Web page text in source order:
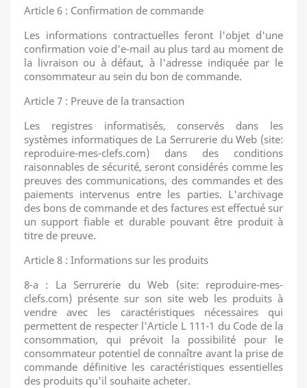
Article 6 : Confirmation de commande
Les informations contractuelles feront l'objet d'une
confirmation voie d'e-mail au plus tard au moment de
la livraison ou à défaut, à l'adresse indiquée par le
consommateur au sein du bon de commande.
Article 7 : Preuve de la transaction
Les registres informatisés, conservés dans les
systèmes informatiques de La Serrurerie du Web (site:
reproduire-mes-clefs.com) dans des conditions
raisonnables de sécurité, seront considérés comme les
preuves des communications, des commandes et des
paiements intervenus entre les parties. L'archivage
des bons de commande et des factures est effectué sur
un support fiable et durable pouvant être produit à
titre de preuve.
Article 8 : Informations sur les produits
8-a : La Serrurerie du Web (site: reproduire-mes-
clefs.com) présente sur son site web les produits à
vendre avec les caractéristiques nécessaires qui
permettent de respecter l'Article L 111-1 du Code de la
consommation, qui prévoit la possibilité pour le
consommateur potentiel de connaître avant la prise de
commande définitive les caractéristiques essentielles
des produits qu'il souhaite acheter.